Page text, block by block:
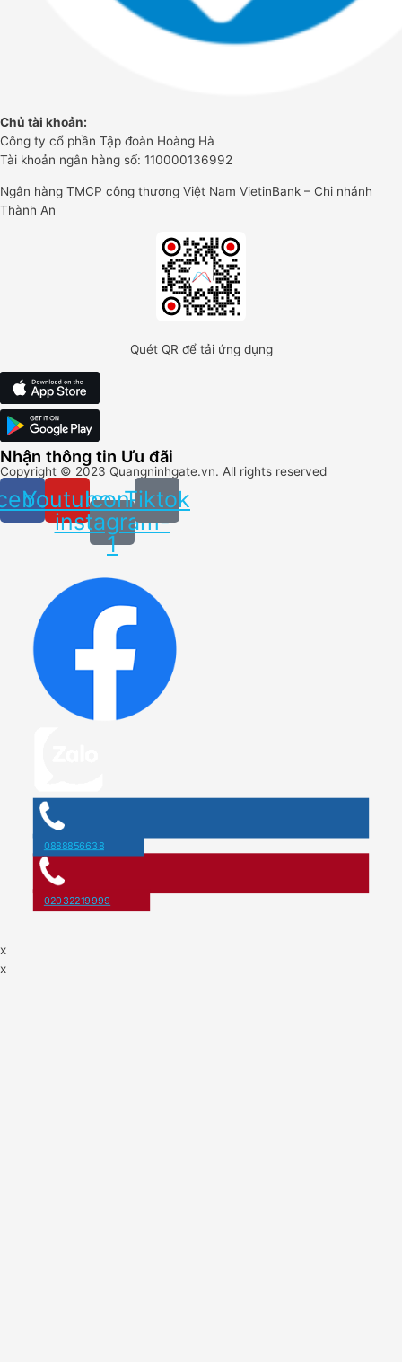
Chủ tài khoản:
Công ty cổ phần Tập đoàn Hoàng Hà
Tài khoản ngân hàng số: 110000136992
Ngân hàng TMCP công thương Việt Nam VietinBank – Chi nhánh
Thành An
Quét QR để tải ứng dụng
Nhận thông tin Ưu đãi
Copyright © 2023 Quangninhgate.vn. All rights reserved
YoutubeIcon-
instagram-
1
Tiktok
0888856638
02032219999
x
x